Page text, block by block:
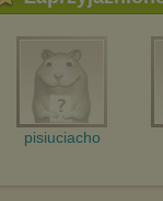
pisiuciacho